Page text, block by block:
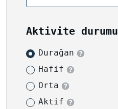
Aktivite durumu
Durağan
Hafif
Orta
Aktif